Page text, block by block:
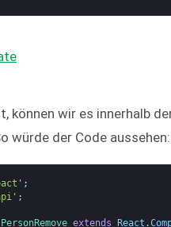
können wir es innerhalb
würde der Code aussehen:
;
;
PersonRemove extends React .